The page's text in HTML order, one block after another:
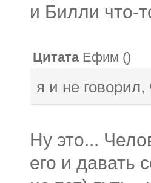
и Билли что-
Цитата Ефим ()
я и не говорил,
Ну это...
его и давать